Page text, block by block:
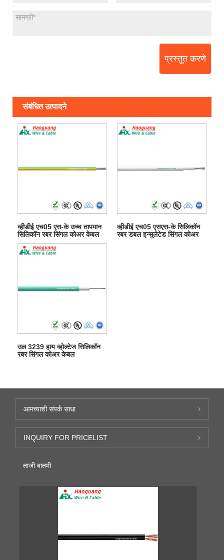
प्रस्तुत करणे
संबंधित उत्पादने
व्हीडीई एच05 एस-के उच्च तापमान
सिलिकॉन रबर सिंगल कोअर केबल
व्हीडीई एच05 एसएस-के सिलिकॉन
रबर डबल इन्सुलेटेड सिंगल कोअर
उल 3239 हाय व्होल्टेज सिलिकॉन
रबर सिंगल कोअर केबल
आमच्याशी संपर्क साधा
INQUIRY FOR PRICELIST
ताजी बातमी